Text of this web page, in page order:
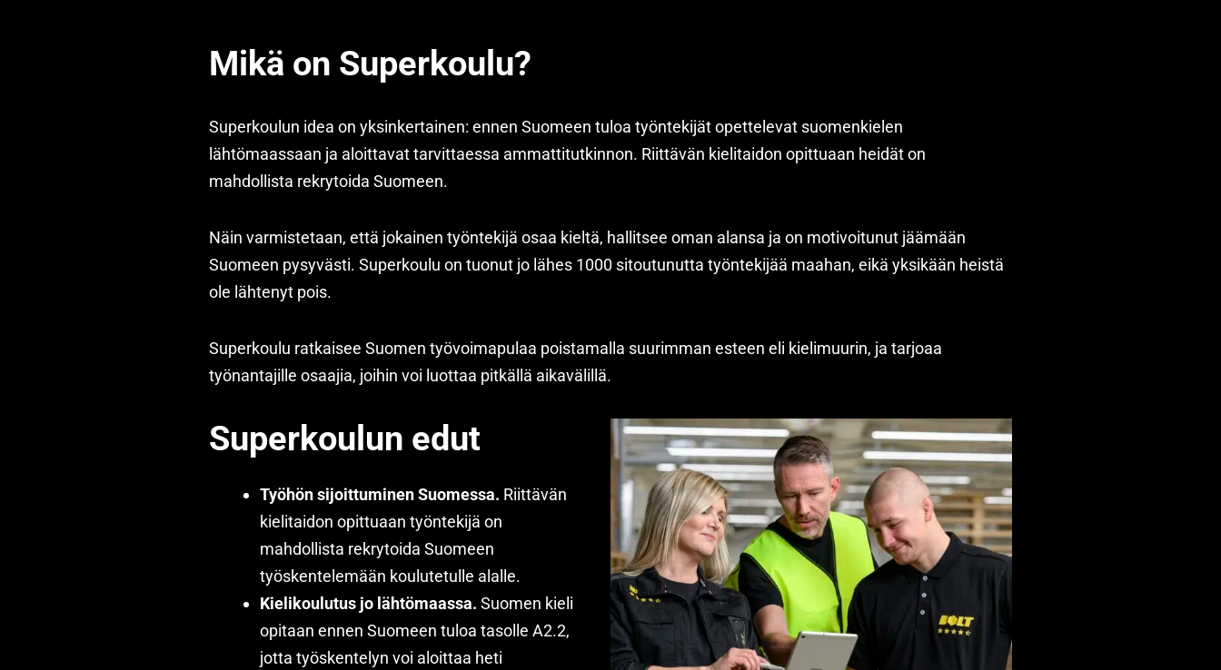
Mikä on Superkoulu?
Superkoulun idea on yksinkertainen: ennen Suomeen tuloa työntekijät opettelevat suomenkielen
lähtömaassaan ja aloittavat tarvittaessa ammattitutkinnon. Riittävän kielitaidon opittuaan heidät on
mahdollista rekrytoida Suomeen.
Näin varmistetaan, että jokainen työntekijä osaa kieltä, hallitsee oman alansa ja on motivoitunut jäämään
Suomeen pysyvästi. Superkoulu on tuonut jo lähes 1000 sitoutunutta työntekijää maahan, eikä yksikään heistä
ole lähtenyt pois.
Superkoulu ratkaisee Suomen työvoimapulaa poistamalla suurimman esteen eli kielimuurin, ja tarjoaa
työnantajille osaajia, joihin voi luottaa pitkällä aikavälillä.
Superkoulun edut
Työhön sijoittuminen Suomessa. Riittävän
kielitaidon opittuaan työntekijä on
mahdollista rekrytoida Suomeen
työskentelemään koulutetulle alalle.
Kielikoulutus jo lähtömaassa. Suomen kieli
opitaan ennen Suomeen tuloa tasolle A2.2,
jotta työskentelyn voi aloittaa heti